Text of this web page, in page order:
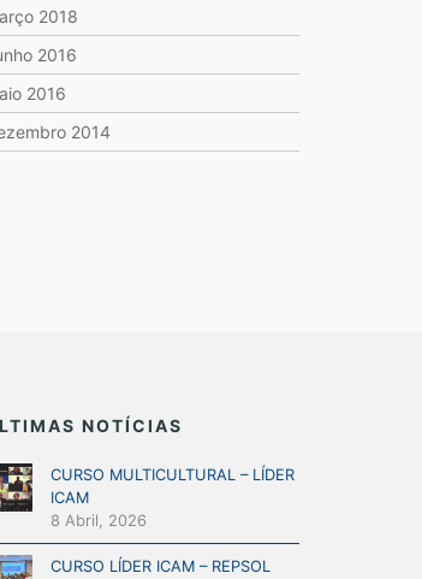
2018
2016
2016
2014
NOTÍCIAS
CURSO MULTICULTURAL – LÍDER
ICAM
8 Abril, 2026
CURSO LÍDER ICAM – REPSOL